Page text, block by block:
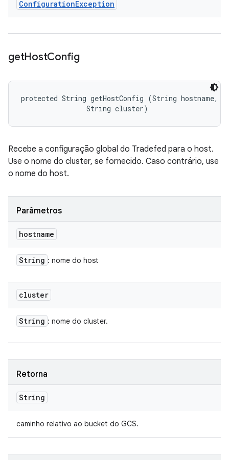
ConfigurationException
getHostConfig
protected String getHostConfig (String hostname,
                String cluster)
Recebe a configuração global do Tradefed para o host.
Use o nome do cluster, se fornecido. Caso contrário, use
o nome do host.
Parâmetros
hostname
String : nome do host
cluster
String : nome do cluster.
Retorna
String
caminho relativo ao bucket do GCS.